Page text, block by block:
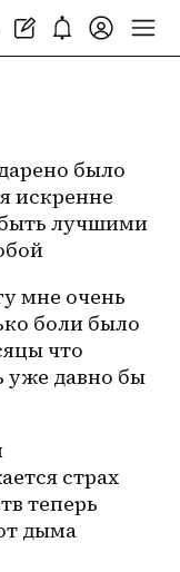
было
искренне
лучшими
мне очень
боли было
что
давно бы
страх
теперь
дыма